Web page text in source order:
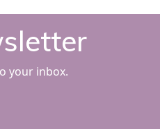
your inbox.